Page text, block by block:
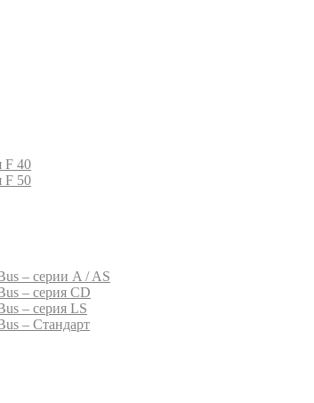
F 40
F 50
– серии A / AS
– серия CD
– серия LS
– Стандарт